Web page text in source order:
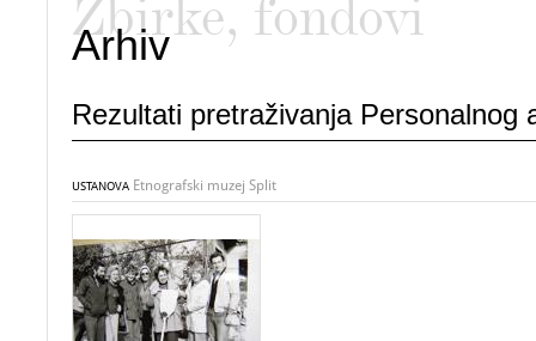
Zbirke, fondovi
Arhiv
Rezultati pretraživanja
USTANOVA Etnografski muzej Split